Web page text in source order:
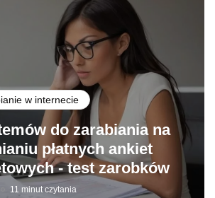
w internecie
do zarabiania na
płatnych ankiet
- test zarobków
11 minut czytania